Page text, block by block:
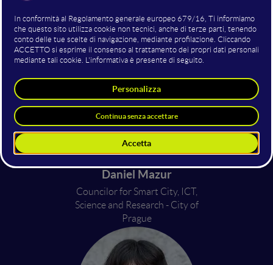
for Digital Innovation, Barcelona
City Council
Daniel Mazur
Councilor for Smart City, ICT,
Science and Research - City of
Prague